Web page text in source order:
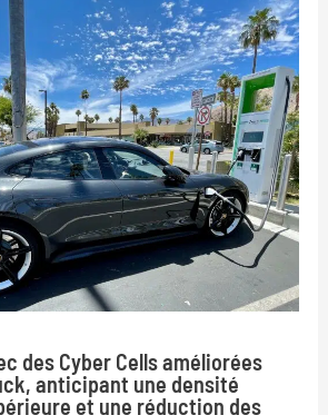
des Cyber Cells améliorées
anticipant une densité
et une réduction des